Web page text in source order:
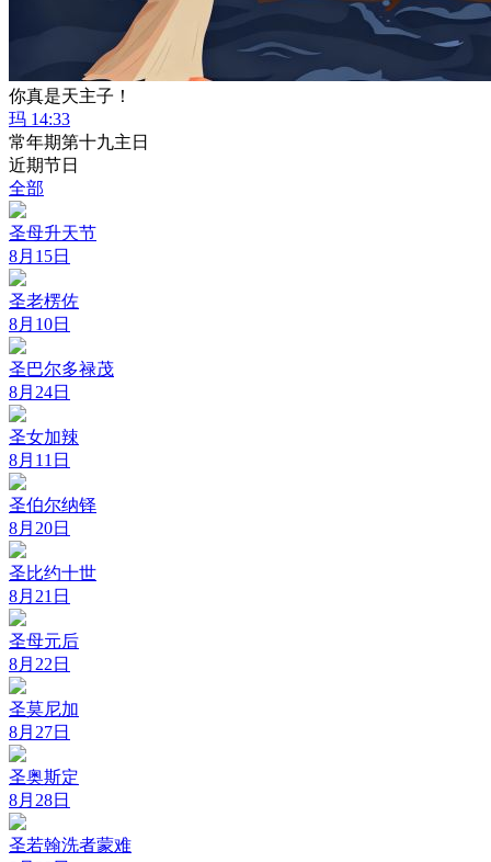
你真是天主子！
玛 14:33
常年期第十九主日
近期节日
全部
圣母升天节
8月15日
圣老楞佐
8月10日
圣巴尔多禄茂
8月24日
圣女加辣
8月11日
圣伯尔纳铎
8月20日
圣比约十世
8月21日
圣母元后
8月22日
圣莫尼加
8月27日
圣奥斯定
8月28日
圣若翰洗者蒙难